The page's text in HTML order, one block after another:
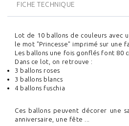
FICHE TECHNIQUE
Lot de 10 ballons de couleurs avec
le mot "Princesse" imprimé sur une
Les ballons une fois gonflés font 80
Dans ce lot, on retrouve :
3 ballons roses
3 ballons blancs
4 ballons fuschia
Ces ballons peuvent décorer une
anniversaire, une fête ...